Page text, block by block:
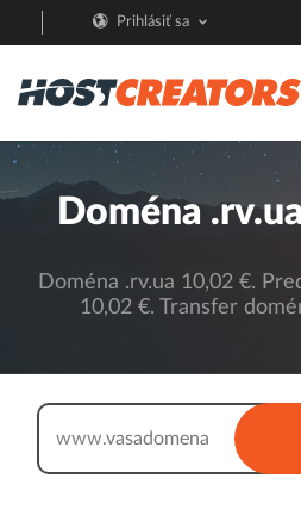
Prihlásiť sa
Doména
Doména .rv.ua 10,02 €.
10,02 €. Transfer
www.